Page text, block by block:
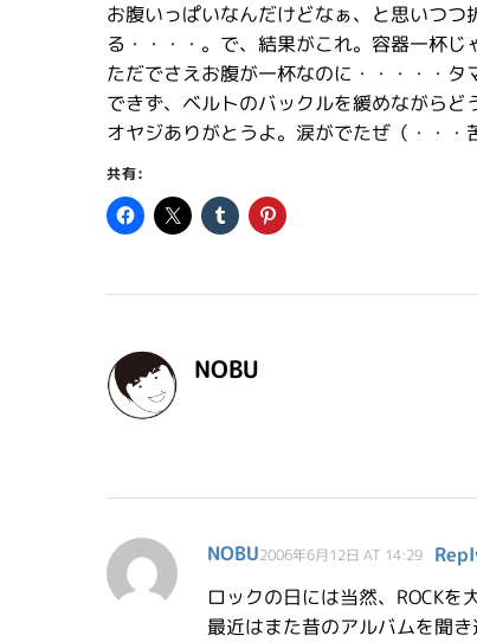
お腹いっぱいなんだけどなぁ、と思いつ
る・・・・。で、結果がこれ。容器一杯じ
ただでさえお腹が一杯なのに・・・・・
できず、ベルトのバックルを緩めながらど
オヤジありがとうよ。涙がでたぜ（・・・
共有:
NOBU
NOBU2006年6月12日 AT 14:29
ロックの日には当然、ROCKを
最近はまた昔のアルバムを聞き